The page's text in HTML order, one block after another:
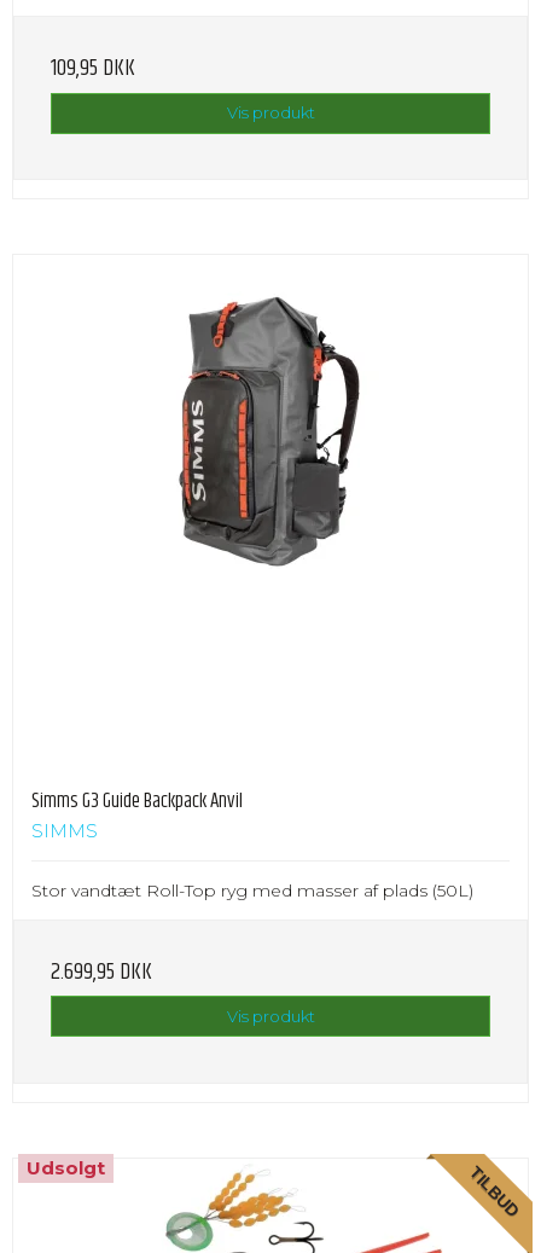
109,95 DKK
Vis produkt
Simms G3 Guide Backpack Anvil
SIMMS
Stor vandtæt Roll-Top ryg med masser af plads (50L)
2.699,95 DKK
Vis produkt
TILBUD
Udsolgt